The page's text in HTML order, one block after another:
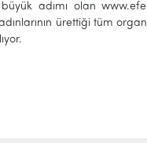
adımı olan
ürettiği tüm